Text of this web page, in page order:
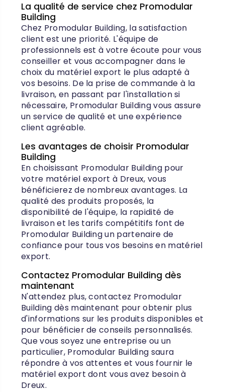
La qualité de service chez Promodular
Building
Chez Promodular Building, la satisfaction
client est une priorité. L'équipe de
professionnels est à votre écoute pour vous
conseiller et vous accompagner dans le
choix du matériel export le plus adapté à
vos besoins. De la prise de commande à la
livraison, en passant par l'installation si
nécessaire, Promodular Building vous assure
un service de qualité et une expérience
client agréable.
Les avantages de choisir Promodular
Building
En choisissant Promodular Building pour
votre matériel export à Dreux, vous
bénéficierez de nombreux avantages. La
qualité des produits proposés, la
disponibilité de l'équipe, la rapidité de
livraison et les tarifs compétitifs font de
Promodular Building un partenaire de
confiance pour tous vos besoins en matériel
export.
Contactez Promodular Building dès
maintenant
N'attendez plus, contactez Promodular
Building dès maintenant pour obtenir plus
d'informations sur les produits disponibles et
pour bénéficier de conseils personnalisés.
Que vous soyez une entreprise ou un
particulier, Promodular Building saura
répondre à vos attentes et vous fournir le
matériel export dont vous avez besoin à
Dreux.